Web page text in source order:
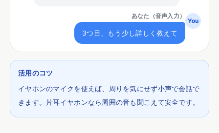
あなた（音声入力）
3つ目、もう少し詳しく教えて
You
活用のコツ
イヤホンのマイクを使えば、周りを気にせず小声で会話で
きます。片耳イヤホンなら周囲の音も聞こえて安全です。